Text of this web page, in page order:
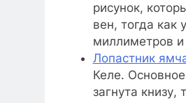
рисунок,
вен, тогда как
миллиметров и
Лопастник
Келе.
загнута